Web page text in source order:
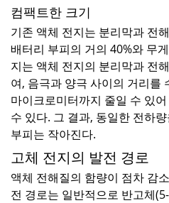
컴팩트한 크기
기존 액체 전지는 분리막과 전
배터리 부피의 거의 40%와 무
지는 액체 전지의 분리막과 전
여, 음극과 양극 사이의 거리를
마이크로미터까지 줄일 수 있
수 있다. 그 결과, 동일한 전하
부피는 작아진다.
고체 전지의 발전 경로
액체 전해질의 함량이 점차 감
전 경로는 일반적으로 반고체